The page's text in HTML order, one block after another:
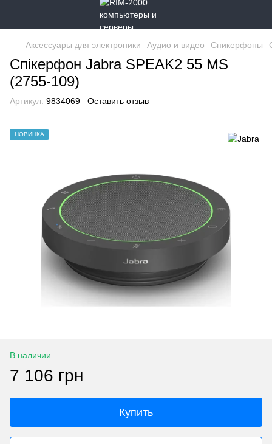
Аксессуары для электроники Аудио и видео Спикерфоны
Спікерфон Jabra SPEAK2 55 MS
(2755-109)
Артикул: 9834069 Оставить отзыв
НОВИНКА
В наличии
7 106 грн
Купить